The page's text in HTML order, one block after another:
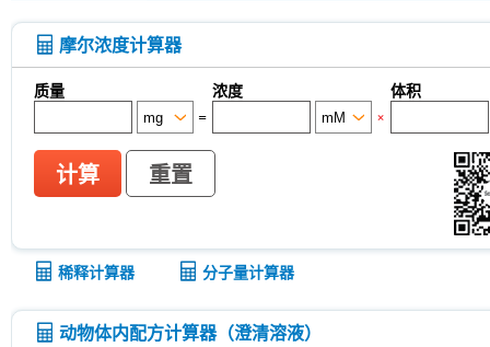
摩尔浓度计算器
质量 浓度
体积
=
×
计算 重置
稀释计算器 分子量计算器
动物体内配方计算器（澄清溶液）